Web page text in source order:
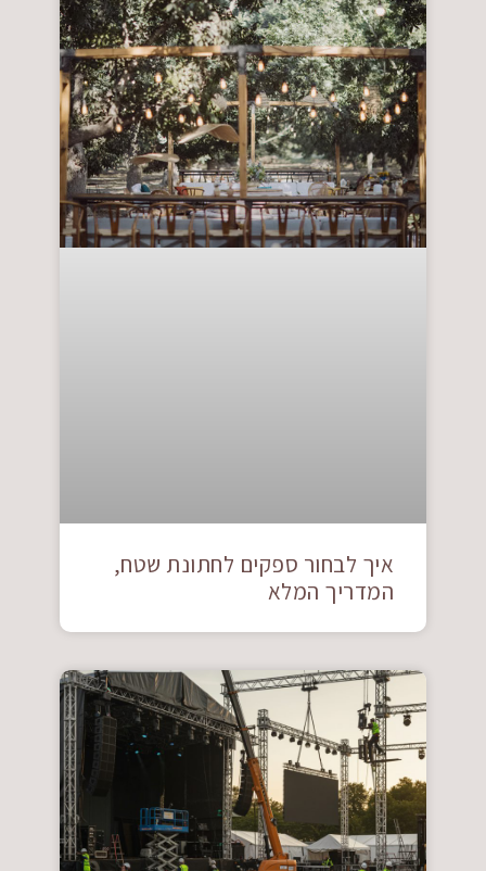
איך לבחור ספקים לחתונת שטח,
המדריך המלא